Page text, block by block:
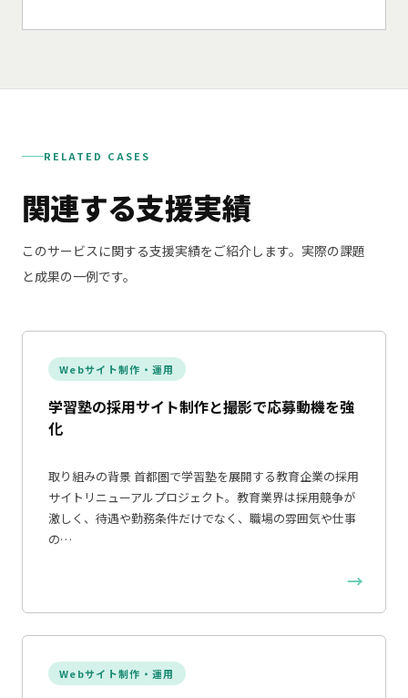
RELATED CASES
関連する支援実績
このサービスに関する支援実績をご紹介します。実際の課題
と成果の一例です。
Webサイト制作・運用
学習塾の採用サイト制作と撮影で応募動機を強
化
取り組みの背景 首都圏で学習塾を展開する教育企業の採用
サイトリニューアルプロジェクト。教育業界は採用競争が
激しく、待遇や勤務条件だけでなく、職場の雰囲気や仕事
の…
→
Webサイト制作・運用